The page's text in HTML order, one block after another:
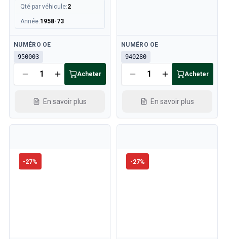
Qté par véhicule:2
Année:1958-73
Disponible
NUMÉRO OE
950003
Acheter
En savoir plus
Disponible
NUMÉRO OE
940280
Acheter
En savoir plus
-27% -27%